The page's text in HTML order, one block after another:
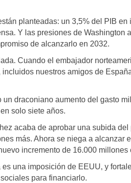
planteadas: un 3,5% del PIB
Y las presiones de
de alcanzarlo en 2032.
Cuando el embajador
incluidos nuestros amigos de
un draconiano aumento del gasto
solo siete años.
acaba de aprobar una subida
más. Ahora se niega a alcanzar
incremento de 16.000
es una imposición de EEUU, y
para financiarlo.